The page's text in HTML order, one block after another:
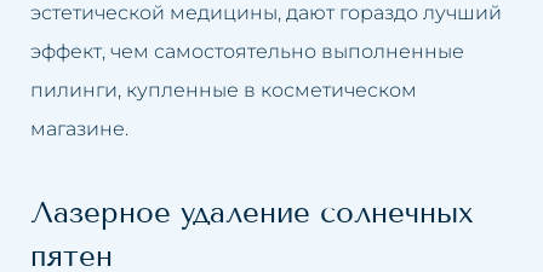
эстетической медицины, дают гораздо лучший
эффект, чем самостоятельно выполненные
пилинги, купленные в косметическом
магазине.
Лазерное удаление солнечных
пятен